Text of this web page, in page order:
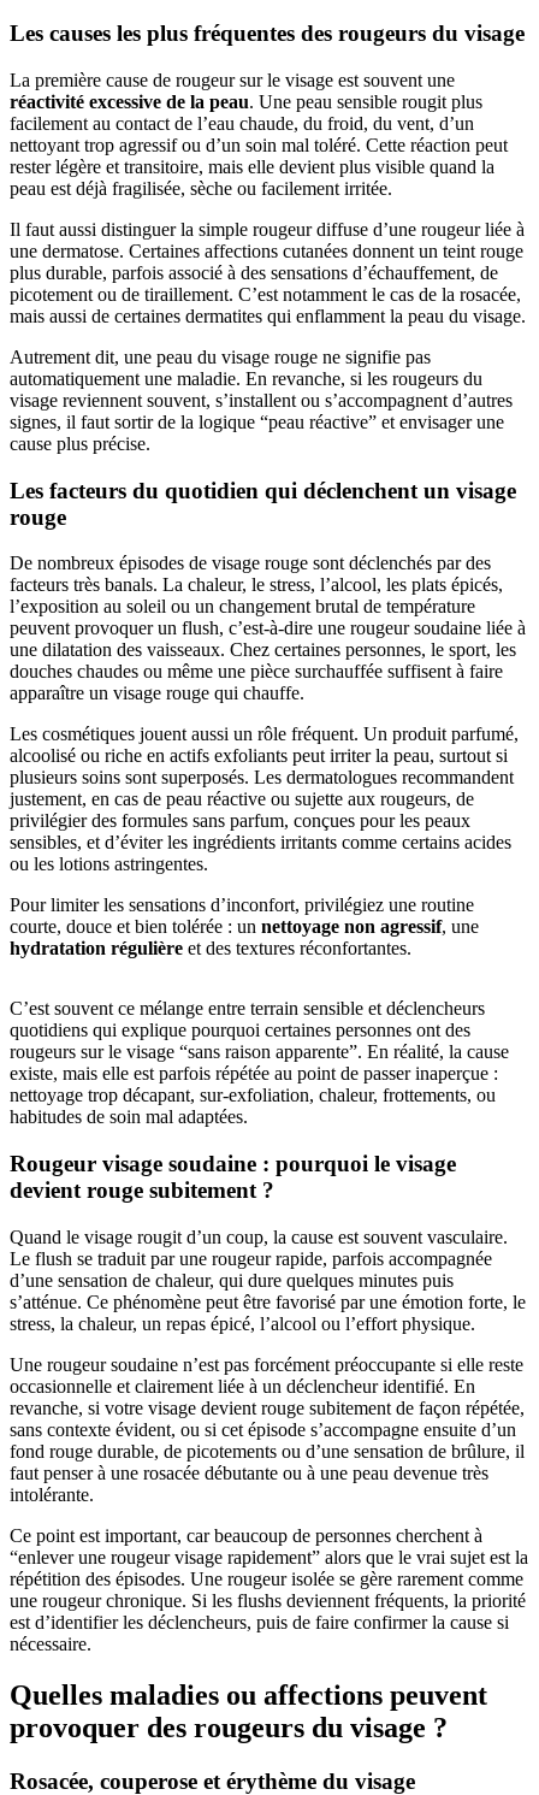
Les causes les plus fréquentes des rougeurs du visage
La première cause de rougeur sur le visage est souvent une
réactivité excessive de la peau. Une peau sensible rougit plus
facilement au contact de l’eau chaude, du froid, du vent, d’un
nettoyant trop agressif ou d’un soin mal toléré. Cette réaction peut
rester légère et transitoire, mais elle devient plus visible quand la
peau est déjà fragilisée, sèche ou facilement irritée.
Il faut aussi distinguer la simple rougeur diffuse d’une rougeur liée à
une dermatose. Certaines affections cutanées donnent un teint rouge
plus durable, parfois associé à des sensations d’échauffement, de
picotement ou de tiraillement. C’est notamment le cas de la rosacée,
mais aussi de certaines dermatites qui enflamment la peau du visage.
Autrement dit, une peau du visage rouge ne signifie pas
automatiquement une maladie. En revanche, si les rougeurs du
visage reviennent souvent, s’installent ou s’accompagnent d’autres
signes, il faut sortir de la logique “peau réactive” et envisager une
cause plus précise.
Les facteurs du quotidien qui déclenchent un visage
rouge
De nombreux épisodes de visage rouge sont déclenchés par des
facteurs très banals. La chaleur, le stress, l’alcool, les plats épicés,
l’exposition au soleil ou un changement brutal de température
peuvent provoquer un flush, c’est-à-dire une rougeur soudaine liée à
une dilatation des vaisseaux. Chez certaines personnes, le sport, les
douches chaudes ou même une pièce surchauffée suffisent à faire
apparaître un visage rouge qui chauffe.
Les cosmétiques jouent aussi un rôle fréquent. Un produit parfumé,
alcoolisé ou riche en actifs exfoliants peut irriter la peau, surtout si
plusieurs soins sont superposés. Les dermatologues recommandent
justement, en cas de peau réactive ou sujette aux rougeurs, de
privilégier des formules sans parfum, conçues pour les peaux
sensibles, et d’éviter les ingrédients irritants comme certains acides
ou les lotions astringentes.
Pour limiter les sensations d’inconfort, privilégiez une routine
courte, douce et bien tolérée : un nettoyage non agressif, une
hydratation régulière et des textures réconfortantes.
C’est souvent ce mélange entre terrain sensible et déclencheurs
quotidiens qui explique pourquoi certaines personnes ont des
rougeurs sur le visage “sans raison apparente”. En réalité, la cause
existe, mais elle est parfois répétée au point de passer inaperçue :
nettoyage trop décapant, sur-exfoliation, chaleur, frottements, ou
habitudes de soin mal adaptées.
Rougeur visage soudaine : pourquoi le visage
devient rouge subitement ?
Quand le visage rougit d’un coup, la cause est souvent vasculaire.
Le flush se traduit par une rougeur rapide, parfois accompagnée
d’une sensation de chaleur, qui dure quelques minutes puis
s’atténue. Ce phénomène peut être favorisé par une émotion forte, le
stress, la chaleur, un repas épicé, l’alcool ou l’effort physique.
Une rougeur soudaine n’est pas forcément préoccupante si elle reste
occasionnelle et clairement liée à un déclencheur identifié. En
revanche, si votre visage devient rouge subitement de façon répétée,
sans contexte évident, ou si cet épisode s’accompagne ensuite d’un
fond rouge durable, de picotements ou d’une sensation de brûlure, il
faut penser à une rosacée débutante ou à une peau devenue très
intolérante.
Ce point est important, car beaucoup de personnes cherchent à
“enlever une rougeur visage rapidement” alors que le vrai sujet est la
répétition des épisodes. Une rougeur isolée se gère rarement comme
une rougeur chronique. Si les flushs deviennent fréquents, la priorité
est d’identifier les déclencheurs, puis de faire confirmer la cause si
nécessaire.
Quelles maladies ou affections peuvent
provoquer des rougeurs du visage ?
Rosacée, couperose et érythème du visage